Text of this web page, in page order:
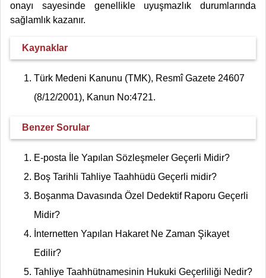
onayı sayesinde genellikle uyuşmazlık durumlarında
sağlamlık kazanır.
Kaynaklar
Türk Medeni Kanunu (TMK), Resmî Gazete 24607
(8/12/2001), Kanun No:4721.
Benzer Sorular
E-posta İle Yapılan Sözleşmeler Geçerli Midir?
Boş Tarihli Tahliye Taahhüdü Geçerli midir?
Boşanma Davasında Özel Dedektif Raporu Geçerli
Midir?
İnternetten Yapılan Hakaret Ne Zaman Şikayet
Edilir?
Tahliye Taahhütnamesinin Hukuki Geçerliliği Nedir?